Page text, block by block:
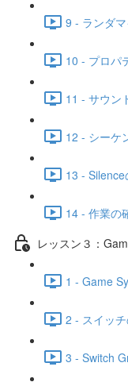
9 - ランダ
10 - プロパ
11 - サウン
12 - シーケ
13 -
14 - 作業の
レッスン３：
1 - Game
2 - スイッ
3 - Switch